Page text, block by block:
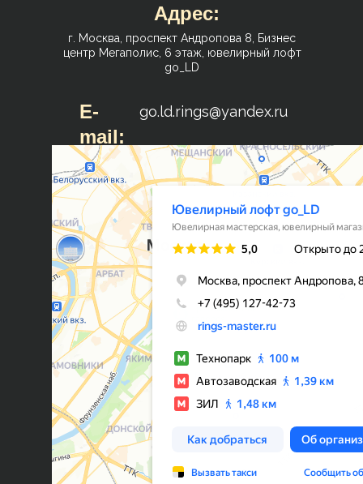
Адрес:
г. Москва, проспект Андропова 8, Бизнес
центр Мегаполис, 6 этаж, ювелирный лофт
go_LD
E-
mail:
go.ld.rings@yandex.ru